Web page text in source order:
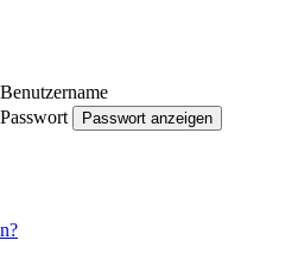
Benutzername
Passwort
Passwort anzeigen